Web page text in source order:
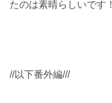
たのは素晴らしいです！
//以下番外編///